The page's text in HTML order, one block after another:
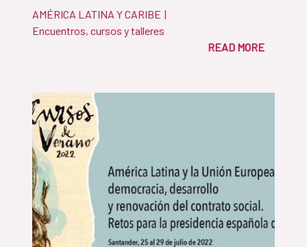
AMÉRICA LATINA Y CARIBE |
Encuentros, cursos y talleres
READ MORE